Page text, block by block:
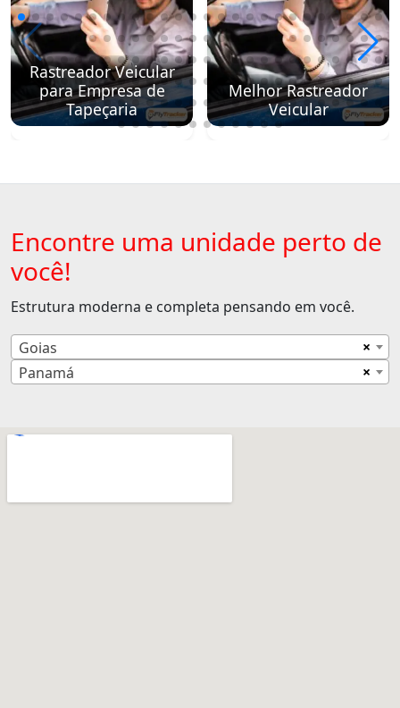
Rastreador Veicular
para Empresa de
Tapeçaria
Melhor Rastreador
Veicular
Encontre uma unidade perto de
você!
Estrutura moderna e completa pensando em você.
×
Goias
×
Panamá